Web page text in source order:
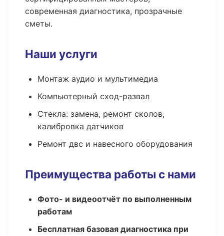
современная диагностика, прозрачные
сметы.
Наши услуги
Монтаж аудио и мультимедиа
Компьютерный сход-развал
Стекла: замена, ремонт сколов,
калибровка датчиков
Ремонт двс и навесного оборудования
Преимущества работы с нами
Фото- и видеоотчёт по выполненным
работам
Бесплатная базовая диагностика при